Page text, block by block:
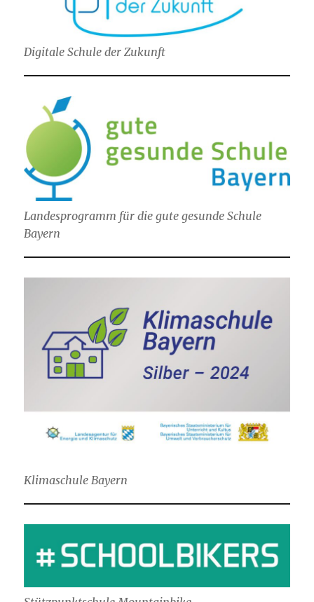
Digitale Schule der Zukunft
Landesprogramm für die gute gesunde Schule
Bayern
Klimaschule Bayern